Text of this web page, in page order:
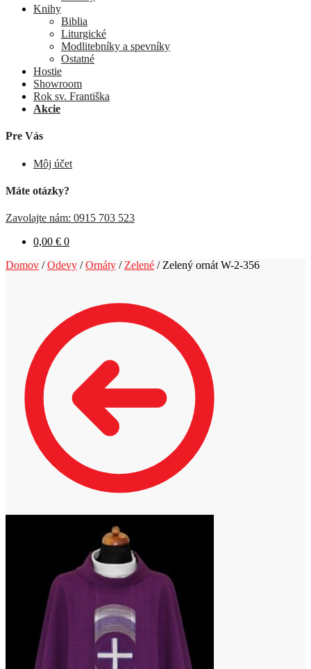
Knihy
Biblia
Liturgické
Modlitebníky a spevníky
Ostatné
Hostie
Showroom
Rok sv. Františka
Akcie
Pre Vás
Môj účet
Máte otázky?
Zavolajte nám: 0915 703 523
0,00 € 0
Domov /Odevy /Ornáty / Zelené / Zelený ornát W-2-356